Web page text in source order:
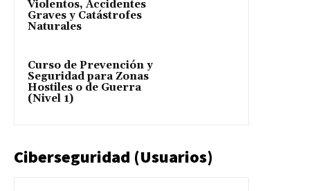
Violentos, Accidentes
Graves y Catástrofes
Naturales
Curso de Prevención y
Seguridad para Zonas
Hostiles o de Guerra
(Nivel 1)
Ciberseguridad (Usuarios)